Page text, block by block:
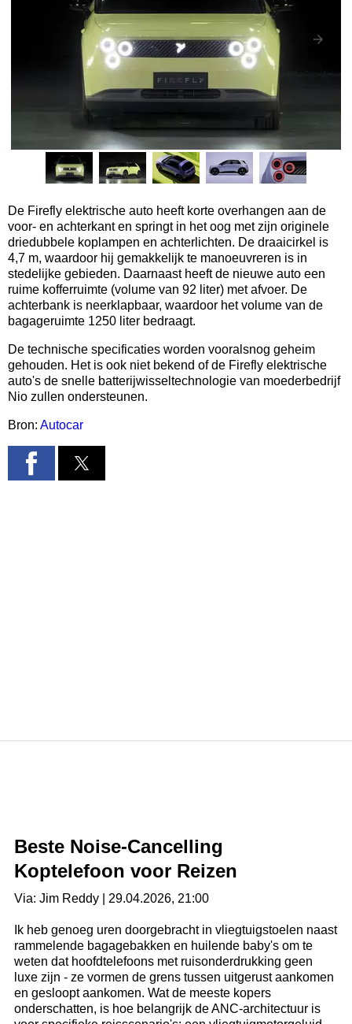
De Firefly elektrische auto heeft korte overhangen aan de
voor- en achterkant en springt in het oog met zijn originele
driedubbele koplampen en achterlichten. De draaicirkel is
4,7 m, waardoor hij gemakkelijk te manoeuvreren is in
stedelijke gebieden. Daarnaast heeft de nieuwe auto een
ruime kofferruimte (volume van 92 liter) met afvoer. De
achterbank is neerklapbaar, waardoor het volume van de
bagageruimte 1250 liter bedraagt.
De technische specificaties worden vooralsnog geheim
gehouden. Het is ook niet bekend of de Firefly elektrische
auto's de snelle batterijwisseltechnologie van moederbedrijf
Nio zullen ondersteunen.
Bron: Autocar